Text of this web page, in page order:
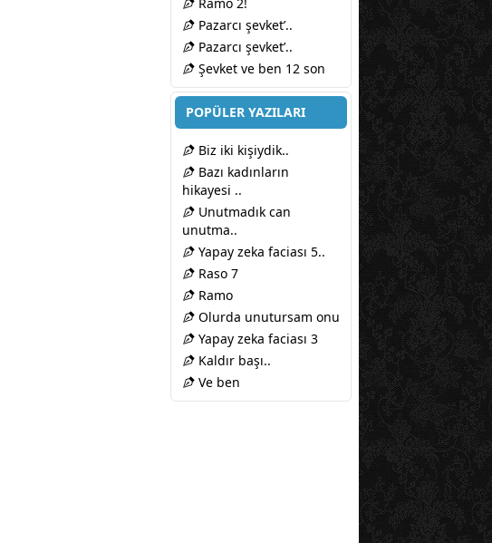
Ramo 2!
Pazarcı şevket’..
Pazarcı şevket’..
Şevket ve ben 12 son
POPÜLER YAZILARI
Biz iki kişiydik..
Bazı kadınların
hikayesi ..
Unutmadık can
unutma..
Yapay zeka faciası 5..
Raso 7
Ramo
Olurda unutursam onu
Yapay zeka faciası 3
Kaldır başı..
Ve ben